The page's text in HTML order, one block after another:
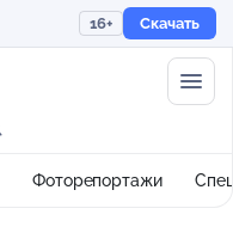
16+ Скачать
Фоторепортажи